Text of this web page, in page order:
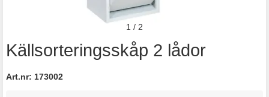
Källsorteringsskåp 2 lådor
Art.nr: 173002
1 / 2